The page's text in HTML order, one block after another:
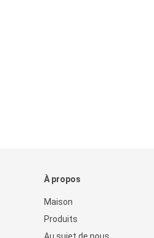
À propos
Maison
Produits